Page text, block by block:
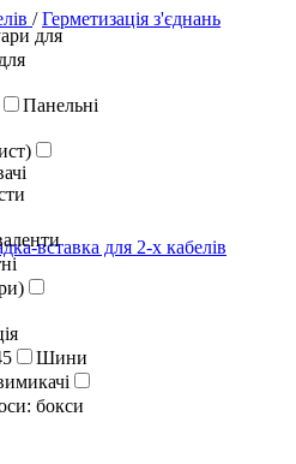
для
Панельні
Шини
бокси
/ Герметизація з'єднань
вставка для 2-х кабелів